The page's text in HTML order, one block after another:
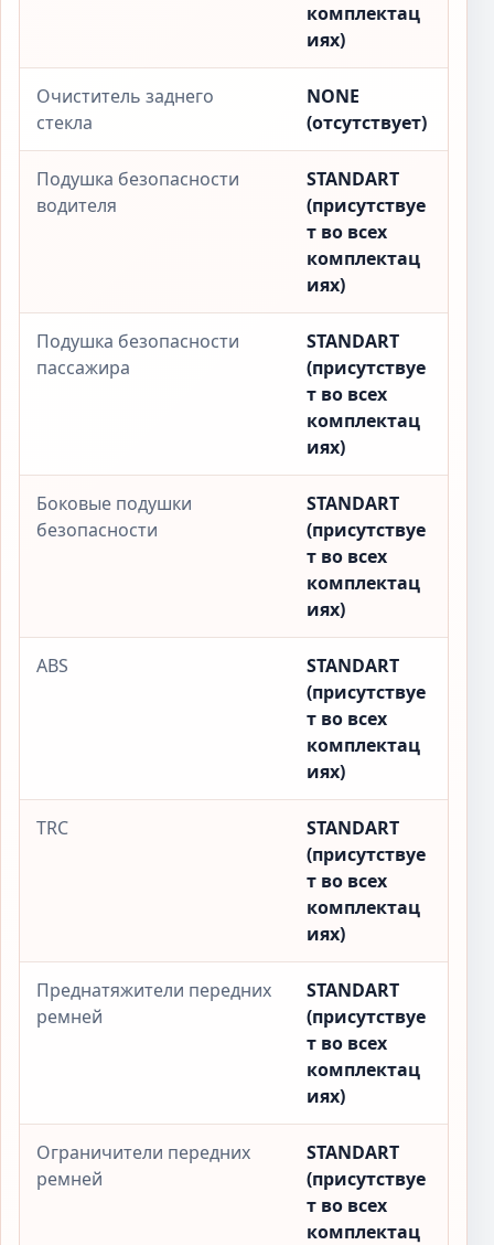
комплектац
иях)
Очиститель заднего
стекла
NONE
(отсутствует)
Подушка безопасности
водителя
STANDART
(присутствуе
т во всех
комплектац
иях)
Подушка безопасности
пассажира
STANDART
(присутствуе
т во всех
комплектац
иях)
Боковые подушки
безопасности
STANDART
(присутствуе
т во всех
комплектац
иях)
ABS
STANDART
(присутствуе
т во всех
комплектац
иях)
TRC
STANDART
(присутствуе
т во всех
комплектац
иях)
Преднатяжители передних
ремней
STANDART
(присутствуе
т во всех
комплектац
иях)
Ограничители передних
ремней
STANDART
(присутствуе
т во всех
комплектац